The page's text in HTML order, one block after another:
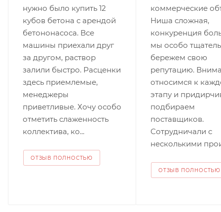
нужно было купить 12
кубов бетона с арендой
бетононасоса. Все
машины приехали друг
за другом, раствор
залили быстро. Расценки
здесь приемлемые,
менеджеры
приветливые. Хочу особо
отметить слаженность
коллектива, ко...
ОТЗЫВ ПОЛНОСТЬЮ
коммерческие
Ниша сложная,
конкуренция
мы особо
бережем свою
репутацию.
относимся к
этапу и
подбираем
поставщиков.
Сотрудничали с
несколькими
ОТЗЫВ ПОЛНОСТЬЮ